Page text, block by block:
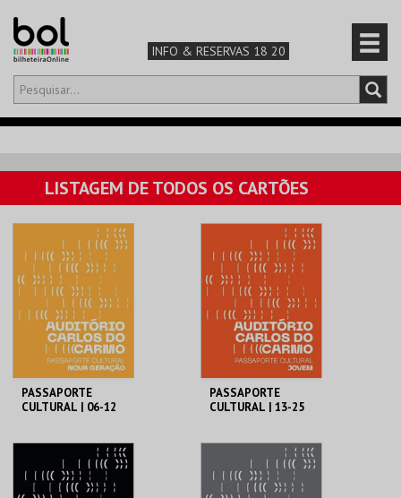
INFO & RESERVAS 18 20
Olá,iniciar sessão
CARRINHO
TEATRO & ARTE
MÚSICA & FESTIVAIS
FAMÍLIA
DESPORTO & AVENTURA
LISTAGEM DE TODOS OS CARTÕES
PASSAPORTE
CULTURAL | 06-12
LAGOA
06-12 ANOS
PASSAPORTE
CULTURAL | 13-25
LAGOA
13-25 ANOS